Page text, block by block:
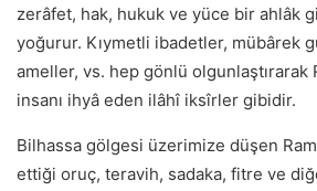
zerâfet, hak, hukuk ve yüce bir ahlâk
yoğurur. Kıymetli ibadetler, mübârek
ameller, vs. hep gönlü olgunlaştırarak
insanı ihyâ eden ilâhî iksîrler gibidir.
Bilhassa gölgesi üzerimize düşen
ettiği oruç, teravih, sadaka, fitre ve